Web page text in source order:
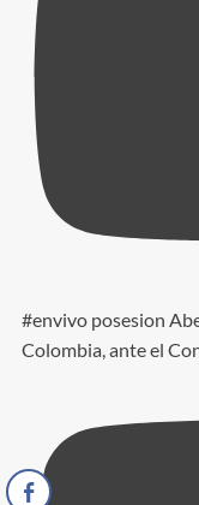
#envivo posesion
Colombia, ante el